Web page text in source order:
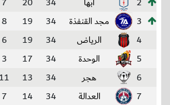
3
مجد القنفذة 34
19
8
4
الرياض 34
19
6
5
الوحدة 34
17
3
6
هجر 34
13
11
7
العدالة 34
14
7